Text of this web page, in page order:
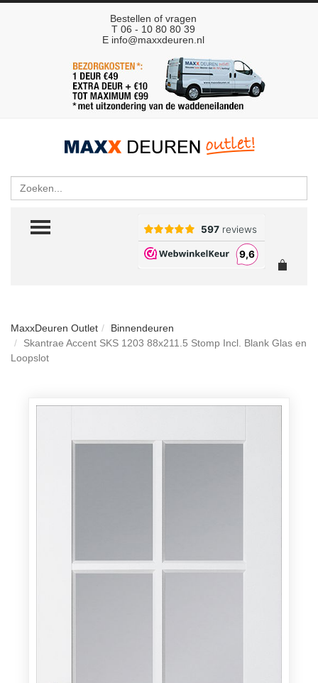
Bestellen of vragen
T 06 - 10 80 80 39
E info@maxxdeuren.nl
Zoeken
TOGGLE MENU
MaxxDeuren Outlet
Binnendeuren
Skantrae Accent SKS 1203 88x211.5 Stomp Incl. Blank Glas en
Loopslot